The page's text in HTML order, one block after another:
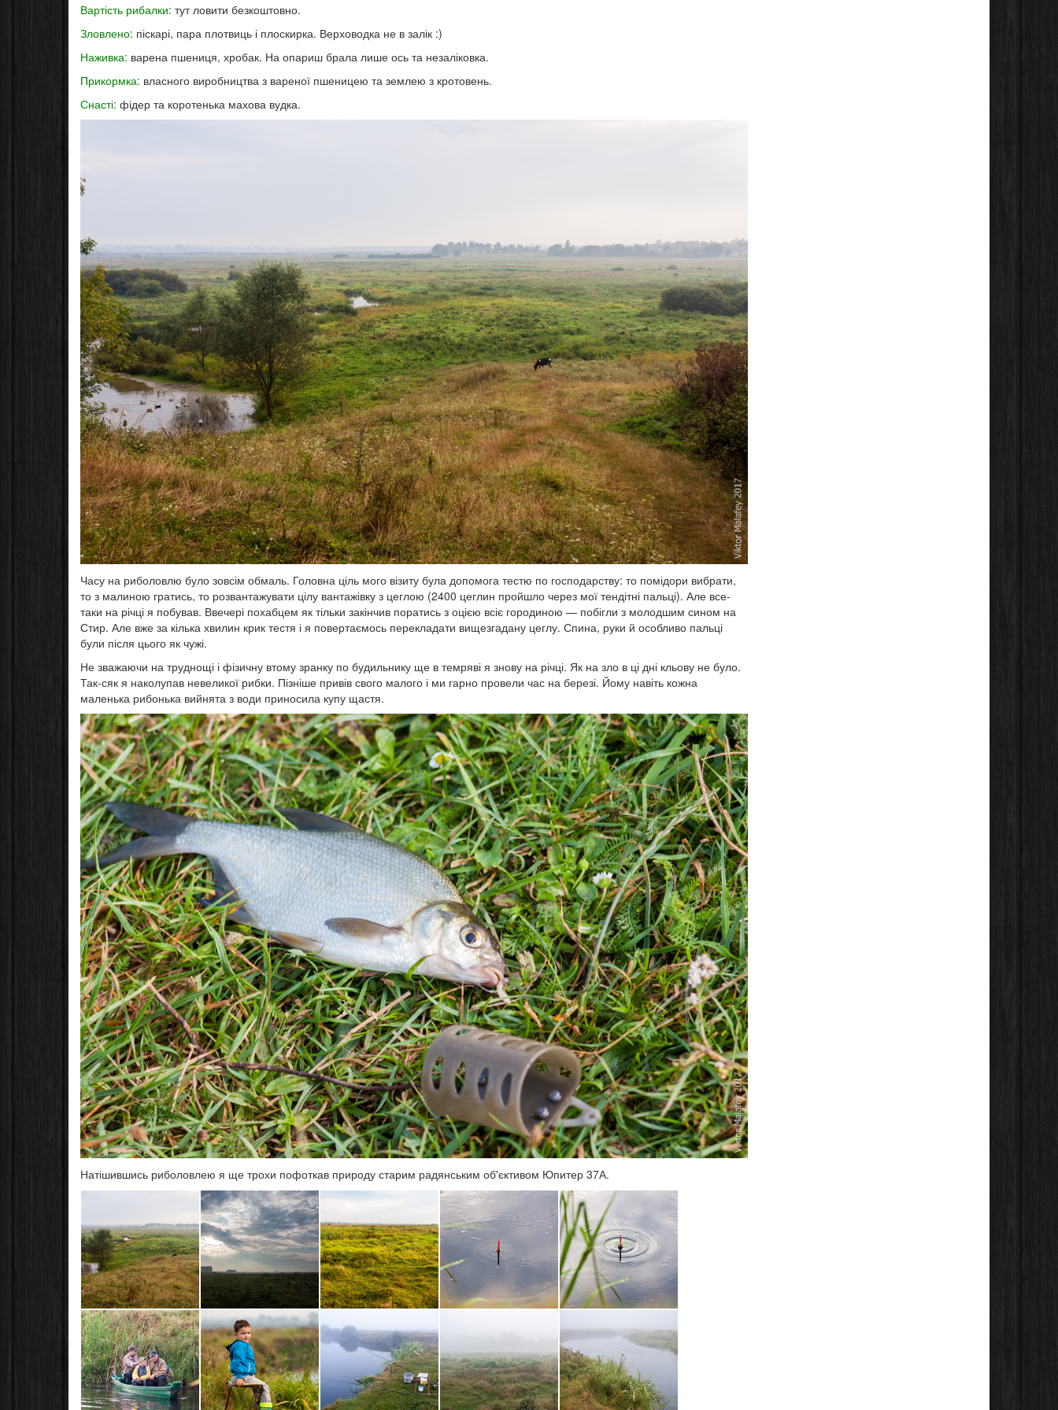
Вартість рибалки: тут ловити безкоштовно.
Зловлено: піскарі, пара плотвиць і плоскирка. Верховодка не в залік :)
Наживка: варена пшениця, хробак. На опариш брала лише ось та незаліковка.
Прикормка: власного виробництва з вареної пшеницею та землею з кротовень.
Снасті: фідер та коротенька махова вудка.
Часу на риболовлю було зовсім обмаль. Головна ціль мого візиту була допомога тестю по господарству: то помідори вибрати,
то з малиною гратись, то розвантажувати цілу вантажівку з цеглою (2400 цеглин пройшло через мої тендітні пальці). Але все-
таки на річці я побував. Ввечері похабцем як тільки закінчив поратись з оцією всіє городиною — побігли з молодшим сином на
Стир. Але вже за кілька хвилин крик тестя і я повертаємось перекладати вищезгадану цеглу. Спина, руки й особливо пальці
були після цього як чужі.
Не зважаючи на труднощі і фізичну втому зранку по будильнику ще в темряві я знову на річці. Як на зло в ці дні кльову не було.
Так-сяк я наколупав невеликої рибки. Пізніше привів свого малого і ми гарно провели час на березі. Йому навіть кожна
маленька рибонька вийнята з води приносила купу щастя.
Натішившись риболовлею я ще трохи пофоткав природу старим радянським об'єктивом Юпитер 37А.